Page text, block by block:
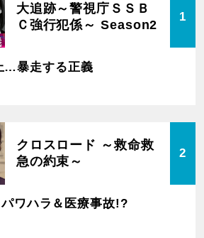
大追跡～警視庁ＳＳＢ
Ｃ強行犯係～ Season2
1
…暴走する正義
クロスロード ～救命救
急の約束～
2
ワハラ＆医療事故!?